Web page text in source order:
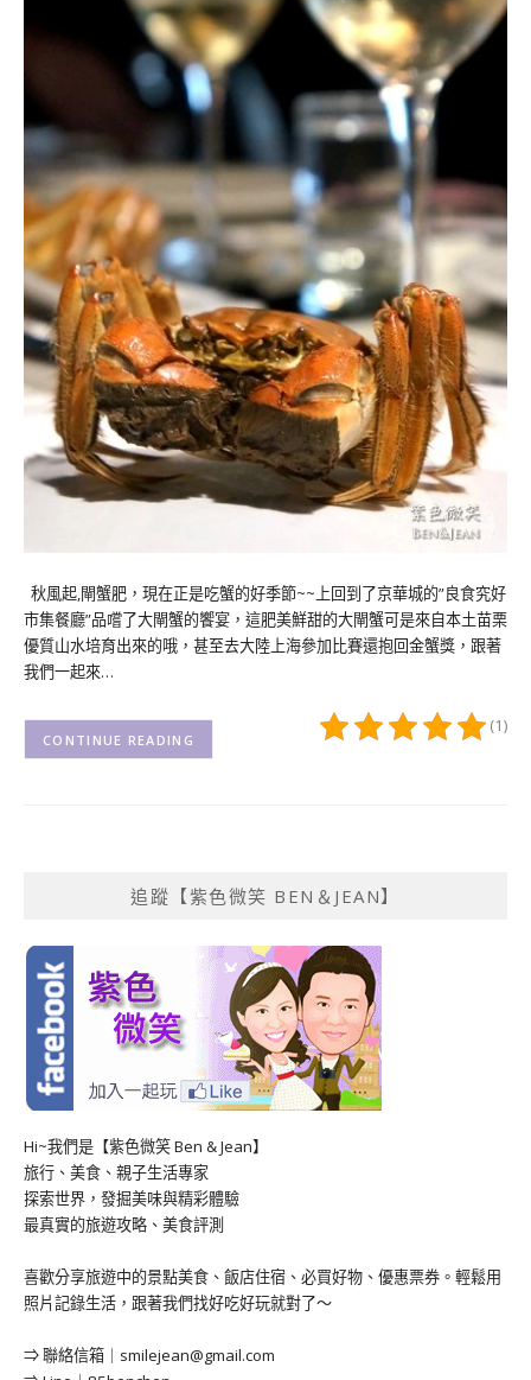
秋風起,閘蟹肥，現在正是吃蟹的好季節~~上回到了京華城的”良食究好
市集餐廳”品嚐了大閘蟹的饗宴，這肥美鮮甜的大閘蟹可是來自本土苗栗
優質山水培育出來的哦，甚至去大陸上海參加比賽還抱回金蟹獎，跟著
我們一起來…
(1)
CONTINUE READING
追蹤【紫色微笑 BEN＆JEAN】
Hi~我們是【紫色微笑 Ben & Jean】
旅行、美食、親子生活專家
探索世界，發掘美味與精彩體驗
最真實的旅遊攻略、美食評測
喜歡分享旅遊中的景點美食、飯店住宿、必買好物、優惠票券。輕鬆用
照片記錄生活，跟著我們找好吃好玩就對了～
⇒ 聯絡信箱｜ smilejean@gmail.com